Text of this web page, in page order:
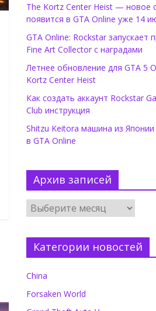
The Kortz Center Heist — новое
появится в GTA Online уже 14
GTA Online: Rockstar запускает
Fine Art Collector с наградами
Летнее обновление для GTA 5
Kortz Center Heist
Как создать аккаунт Rockstar
Club инструкция
Shitzu Keitora машина из
в GTA Online
Архив записей
Категории новостей
China
Forsaken World